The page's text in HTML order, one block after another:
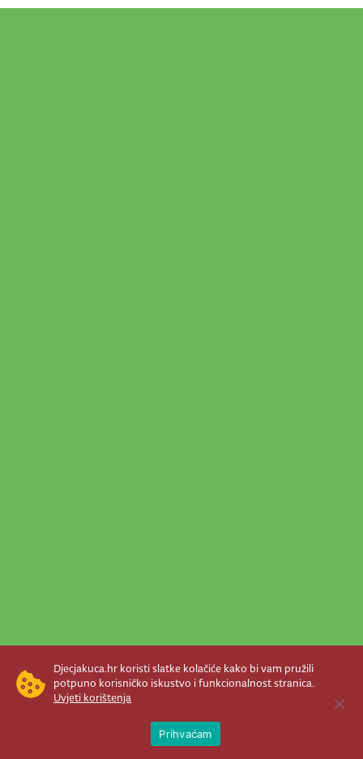
Djecjakuca.hr koristi slatke kolačiće kako bi vam pružili
potpuno korisničko iskustvo i funkcionalnost stranica.
Uvjeti korištenja
Prihvaćam